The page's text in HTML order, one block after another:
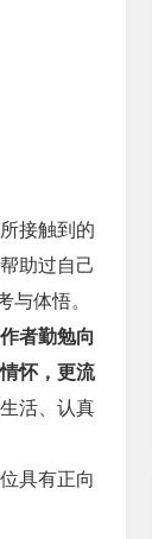
接触到的
助过自己
与体悟。
者勤勉向
怀，更流
活、认真
具有正向